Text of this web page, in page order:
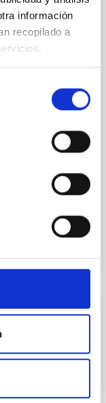
información
recopilado a
la clave para
del
materia
entre
millones de
oscura
oscura y
un
el mapa
del